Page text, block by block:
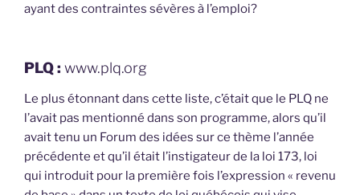
ayant des contraintes sévères à l’emploi?
PLQ : www.plq.org
Le plus étonnant dans cette liste, c’était que le PLQ ne
l’avait pas mentionné dans son programme, alors qu’il
avait tenu un Forum des idées sur ce thème l’année
précédente et qu’il était l’instigateur de la loi 173, loi
qui introduit pour la première fois l’expression « revenu